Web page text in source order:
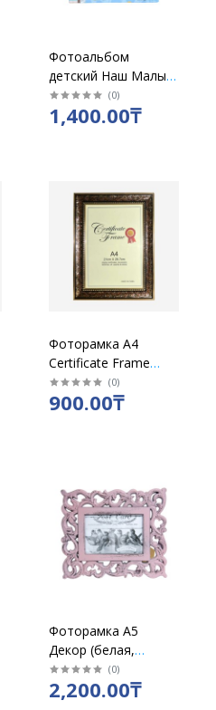
Фотоальбом
детский Наш Малыш
/Наша малышка
2005
(0)
1,400.00₸
Фоторамка А4
Certificate Frame
широкая с
подставкой,
(0)
900.00₸
Фоторамка А5
Декор (белая,
розовая) (0)
2,200.00₸